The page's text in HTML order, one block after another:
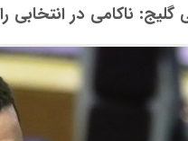
ناکامی در انتخابی